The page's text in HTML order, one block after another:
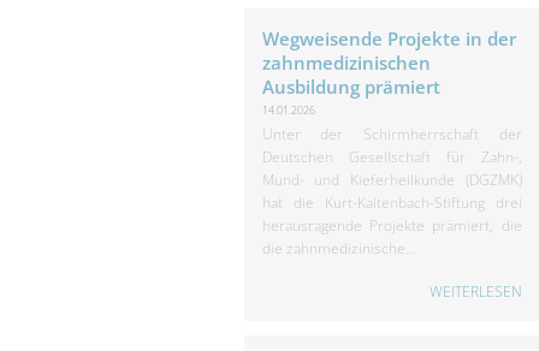
Wegweisende Projekte in der
zahnmedizinischen
Ausbildung prämiert
14.01.2026
Unter der Schirmherrschaft der
Deutschen Gesellschaft für Zahn-,
Mund- und Kieferheilkunde (DGZMK)
hat die Kurt-Kaltenbach-Stiftung drei
herausragende Projekte prämiert, die
die zahnmedizinische...
WEITERLESEN